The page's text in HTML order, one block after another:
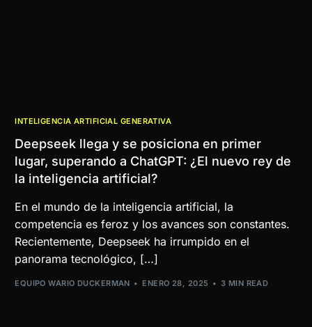
INTELIGENCIA ARTIFICIAL GENERATIVA
Deepseek llega y se posiciona en primer
lugar, superando a ChatGPT: ¿El nuevo rey de
la inteligencia artificial?
En el mundo de la inteligencia artificial, la
competencia es feroz y los avances son constantes.
Recientemente, Deepseek ha irrumpido en el
panorama tecnológico, […]
EQUIPO WARIO DUCKERMAN ENERO 28, 2025 3 MIN READ